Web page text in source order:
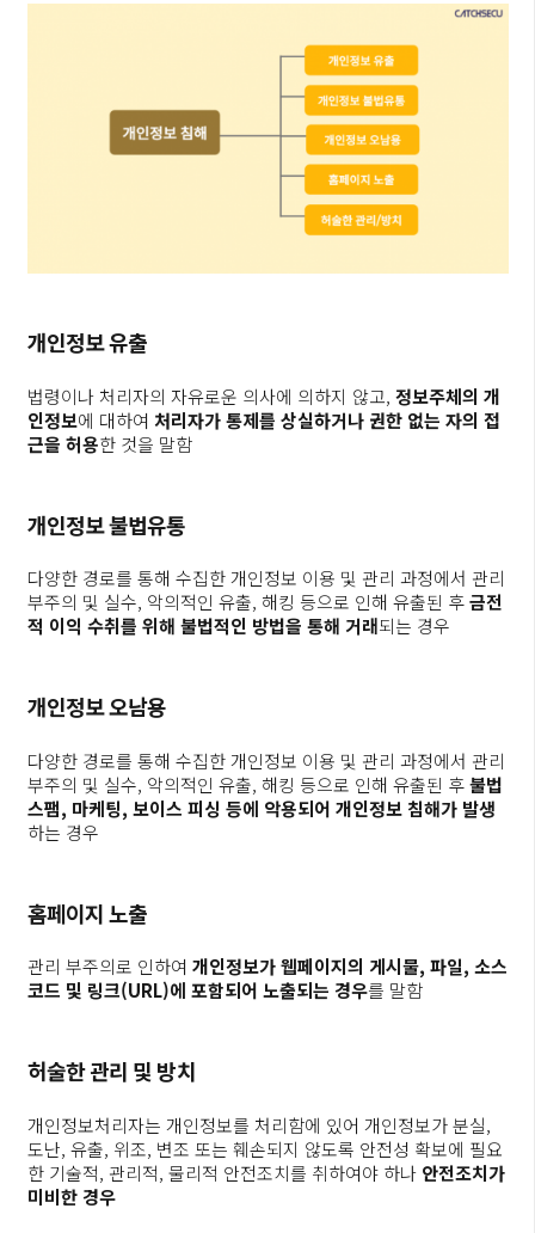
개인정보유출
법령이나 처리자의 자유로운 의사에 의하지 않고, 정보주체의 개
인정보에 대하여 처리자가 통제를 상실하거나 권한 없는 자의 접
근을 허용한 것을 말함
개인정보불법유통
다양한 경로를 통해 수집한 개인정보 이용 및 관리 과정에서 관리
부주의 및 실수, 악의적인 유출, 해킹 등으로 인해 유출된 후금전
적 이익 수취를 위해 불법적인 방법을 통해 거래되는 경우
개인정보오남용
다양한 경로를 통해 수집한 개인정보 이용 및 관리 과정에서 관리
부주의 및 실수, 악의적인 유출, 해킹 등으로 인해 유출된 후불법
스팸, 마케팅, 보이스 피싱 등에 악용되어 개인정보 침해가 발생
하는 경우
홈페이지노출
관리 부주의로 인하여 개인정보가 웹페이지의 게시물, 파일, 소스
코드 및 링크(URL)에 포함되어 노출되는 경우를 말함
허술한관리 및방치
개인정보처리자는 개인정보를 처리함에 있어 개인정보가 분실,
도난, 유출, 위조, 변조 또는 훼손되지 않도록 안전성 확보에 필요
한 기술적, 관리적, 물리적 안전조치를 취하여야 하나 안전조치가
미비한 경우